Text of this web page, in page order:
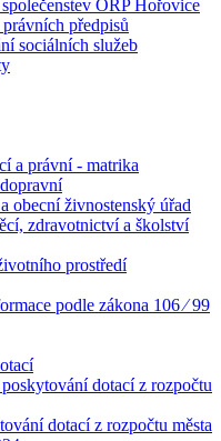
ORP Hořovice
předpisů
sociálních služeb
a právní - matrika
obecní živnostenský úřad
zdravotnictví a školství
prostředí
podle zákona 106 ⁄ 99
dotací z rozpočtu
dotací z rozpočtu města